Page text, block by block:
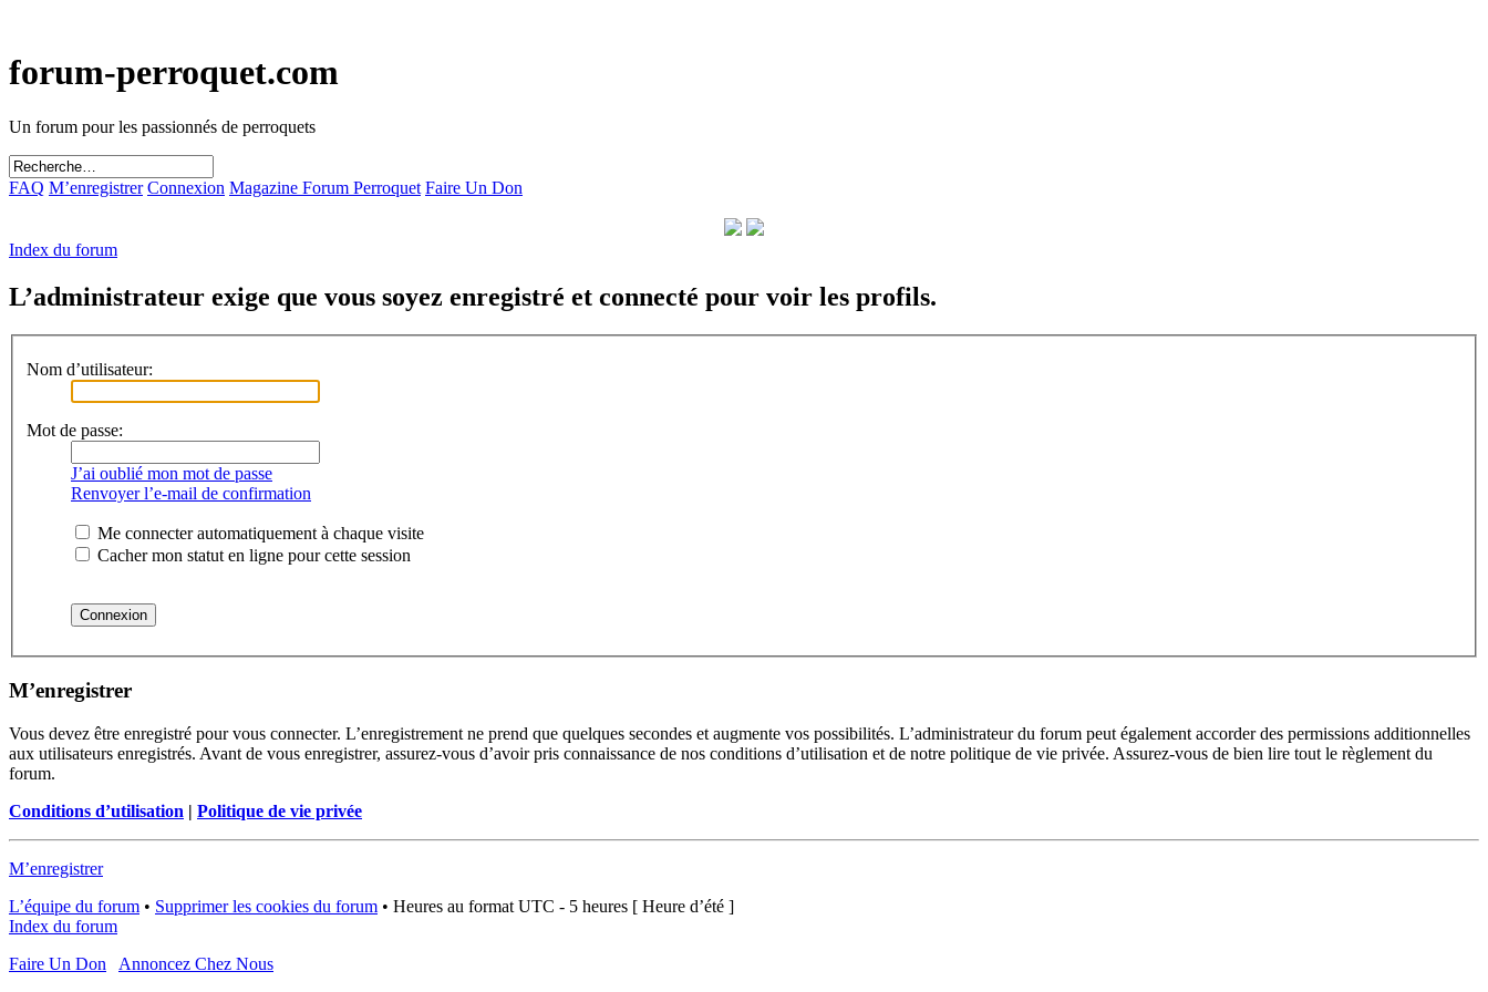
forum-perroquet.com
Un forum pour les passionnés de perroquets
FAQ M’enregistrer Connexion Magazine Forum Perroquet Faire Un Don
Index du forum
L’administrateur exige que vous soyez enregistré et connecté pour voir les profils.
Nom d’utilisateur:
Mot de passe:
J’ai oublié mon mot de passe
Renvoyer l’e-mail de confirmation
Me connecter automatiquement à chaque visite
Cacher mon statut en ligne pour cette session
M’enregistrer
Vous devez être enregistré pour vous connecter. L’enregistrement ne prend que quelques secondes et augmente vos possibilités. L’administrateur du forum peut également accorder des permissions additionnelles
aux utilisateurs enregistrés. Avant de vous enregistrer, assurez-vous d’avoir pris connaissance de nos conditions d’utilisation et de notre politique de vie privée. Assurez-vous de bien lire tout le règlement du
forum.
Conditions d’utilisation | Politique de vie privée
M’enregistrer
L’équipe du forum • Supprimer les cookies du forum • Heures au format UTC - 5 heures [ Heure d’été ]
Index du forum
Faire Un Don
Annoncez Chez Nous